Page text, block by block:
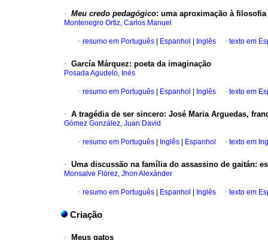
· Meu credo pedagógico: uma aproximação à
Montenegro Ortiz, Carlos Manuel
· resumo em Português Espanhol Inglês · texto em
· García Márquez: poeta da imaginação
Posada Agudelo, Inés
· resumo em Português Espanhol Inglês · texto em
· A tragédia de ser sincero: José Maria Arguedas,
Gómez González, Juan David
· resumo em Português Inglês Espanhol · texto em
· Uma discussão na família do assassino de gaitán:
Monsalve Flórez, Jhon Alexánder
· resumo em Português Espanhol Inglês · texto em
Criação
· Meus gatos